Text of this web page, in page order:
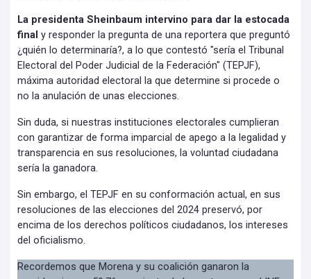
La presidenta Sheinbaum intervino para dar la estocada
final y responder la pregunta de una reportera que preguntó
¿quién lo determinaría?, a lo que contestó "sería el Tribunal
Electoral del Poder Judicial de la Federación" (TEPJF),
máxima autoridad electoral la que determine si procede o
no la anulación de unas elecciones.
Sin duda, si nuestras instituciones electorales cumplieran
con garantizar de forma imparcial de apego a la legalidad y
transparencia en sus resoluciones, la voluntad ciudadana
sería la ganadora.
Sin embargo, el TEPJF en su conformación actual, en sus
resoluciones de las elecciones del 2024 preservó, por
encima de los derechos políticos ciudadanos, los intereses
del oficialismo.
Recordemos que Morena y su coalición ganaron la